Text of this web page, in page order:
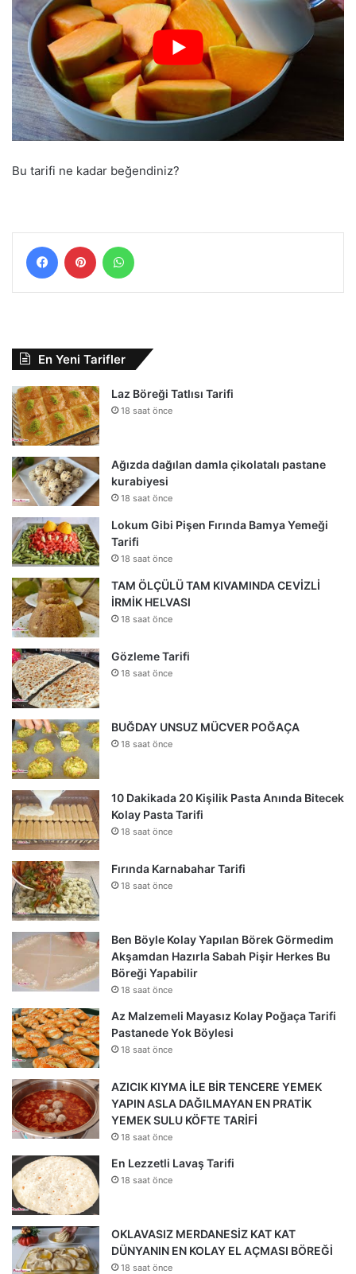
Bu tarifi ne kadar beğendiniz?
FacebookPinterest
En Yeni Tarifler
Laz Böreği Tatlısı Tarifi
18 saat önce
Ağızda dağılan damla çikolatalı pastane
kurabiyesi
18 saat önce
Lokum Gibi Pişen Fırında Bamya Yemeği
Tarifi
18 saat önce
TAM ÖLÇÜLÜ TAM KIVAMINDA CEVİZLİ
İRMİK HELVASI
18 saat önce
Gözleme Tarifi
18 saat önce
BUĞDAY UNSUZ MÜCVER POĞAÇA
18 saat önce
10 Dakikada 20 Kişilik Pasta Anında Bitecek
Kolay Pasta Tarifi
18 saat önce
Fırında Karnabahar Tarifi
18 saat önce
Ben Böyle Kolay Yapılan Börek Görmedim
Akşamdan Hazırla Sabah Pişir Herkes Bu
Böreği Yapabilir
18 saat önce
Az Malzemeli Mayasız Kolay Poğaça Tarifi
Pastanede Yok Böylesi
18 saat önce
AZICIK KIYMA İLE BİR TENCERE YEMEK
YAPIN ASLA DAĞILMAYAN EN PRATİK
YEMEK SULU KÖFTE TARİFİ
18 saat önce
En Lezzetli Lavaş Tarifi
18 saat önce
OKLAVASIZ MERDANESİZ KAT KAT
DÜNYANIN EN KOLAY EL AÇMASI BÖREĞİ
18 saat önce